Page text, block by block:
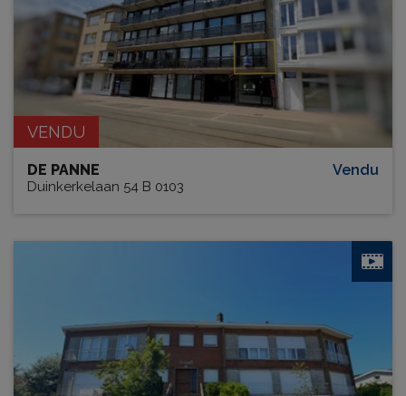
VENDU
Vendu
DE PANNE
Duinkerkelaan 54 B 0103